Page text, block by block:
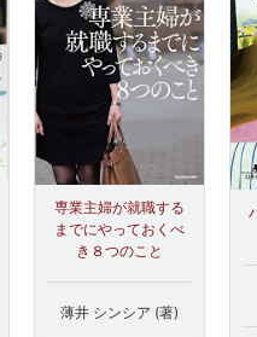
専業主婦が就職する
までにやっておくべ
き８つのこと
薄井 シンシア (著)